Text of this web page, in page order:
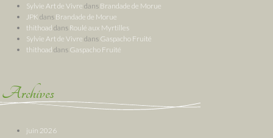
Sylvie Art de Vivre dans Brandade de Morue
JPK dans Brandade de Morue
thithoad dans Roulé aux Myrtilles
Sylvie Art de Vivre dans Gaspacho Fruité
thithoad dans Gaspacho Fruité
Archives
juin 2026